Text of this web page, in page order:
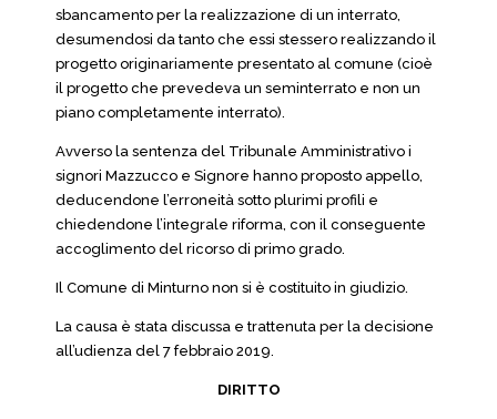
sbancamento per la realizzazione di un interrato,
desumendosi da tanto che essi stessero realizzando il
progetto originariamente presentato al comune (cioè
il progetto che prevedeva un seminterrato e non un
piano completamente interrato).
Avverso la sentenza del Tribunale Amministrativo i
signori Mazzucco e Signore hanno proposto appello,
deducendone l’erroneità sotto plurimi profili e
chiedendone l’integrale riforma, con il conseguente
accoglimento del ricorso di primo grado.
Il Comune di Minturno non si è costituito in giudizio.
La causa è stata discussa e trattenuta per la decisione
all’udienza del 7 febbraio 2019.
DIRITTO